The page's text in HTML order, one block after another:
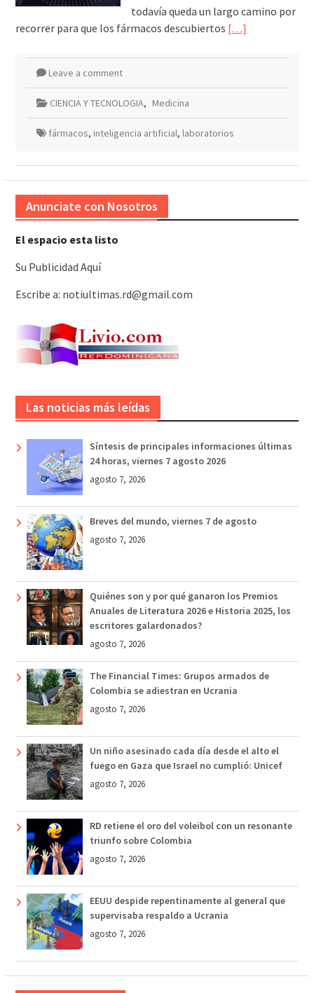
todavía queda un largo camino por
recorrer para que los fármacos descubiertos […]
Leave a comment
CIENCIA Y TECNOLOGIA, Medicina
fármacos, inteligencia artificial, laboratorios
Anunciate con Nosotros
El espacio esta listo
Su Publicidad Aquí
Escribe a: notiultimas.rd@gmail.com
Las noticias más leídas
Síntesis de principales informaciones últimas
24 horas, viernes 7 agosto 2026
agosto 7, 2026
Breves del mundo, viernes 7 de agosto
agosto 7, 2026
Quiénes son y por qué ganaron los Premios
Anuales de Literatura 2026 e Historia 2025, los
escritores galardonados?
agosto 7, 2026
The Financial Times: Grupos armados de
Colombia se adiestran en Ucrania
agosto 7, 2026
Un niño asesinado cada día desde el alto el
fuego en Gaza que Israel no cumplió: Unicef
agosto 7, 2026
RD retiene el oro del voleibol con un resonante
triunfo sobre Colombia
agosto 7, 2026
EEUU despide repentinamente al general que
supervisaba respaldo a Ucrania
agosto 7, 2026